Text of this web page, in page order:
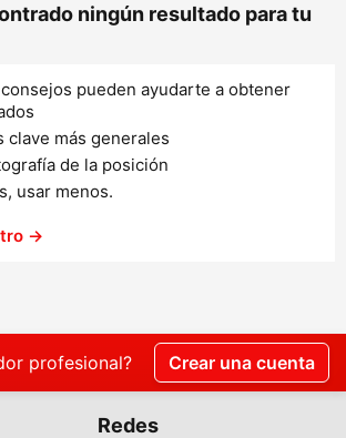
ningún resultado para tu
pueden ayudarte a obtener
clave más generales
de la posición
usar menos.
→
profesional? Crear una cuenta
Redes